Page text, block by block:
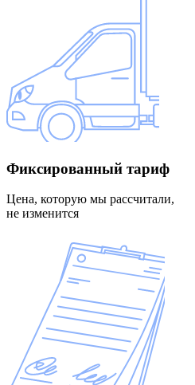
Фиксированный тариф
Цена, которую мы рассчитали,
не изменится